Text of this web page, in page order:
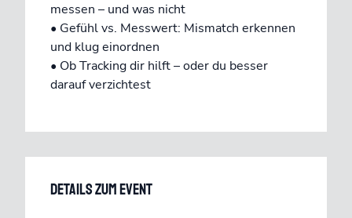
messen – und was nicht
• Gefühl vs. Messwert: Mismatch erkennen
und klug einordnen
• Ob Tracking dir hilft – oder du besser
darauf verzichtest
Details zum Event